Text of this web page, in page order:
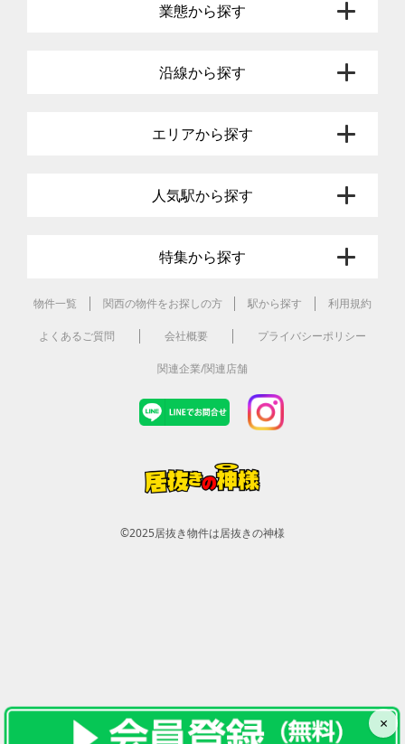
業態から探す
沿線から探す
エリアから探す
人気駅から探す
特集から探す
物件一覧 関西の物件をお探しの方 駅から探す 利用規約
よくあるご質問 会社概要 プライバシーポリシー
関連企業/関連店舗
©2025居抜き物件は居抜きの神様
×